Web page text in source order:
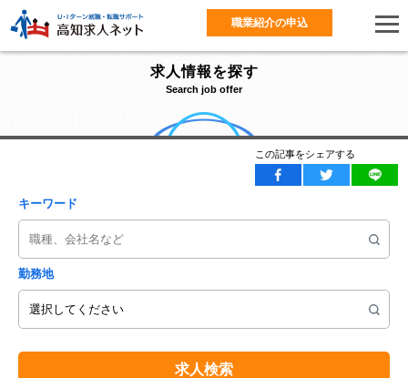
職業紹介の申込
求人情報を探す
Search job offer
この記事をシェアする
キーワード
勤務地
求人検索